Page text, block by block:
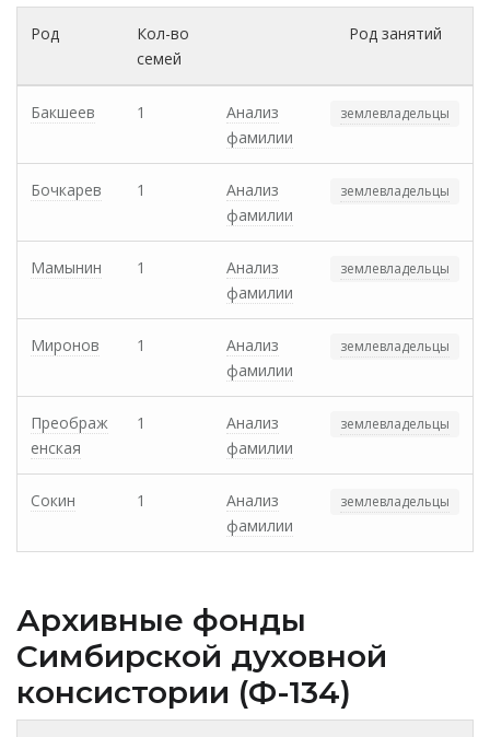
Род
Кол-во
семей
Род занятий
Бакшеев 1
Анализ
фамилии
землевладельцы
Бочкарев 1
Анализ
фамилии
землевладельцы
Мамынин 1
Анализ
фамилии
землевладельцы
Миронов 1
Анализ
фамилии
землевладельцы
Преображ
енская
1
Анализ
фамилии
землевладельцы
Сокин 1
Анализ
фамилии
землевладельцы
Архивные фонды
Cимбирской духовной
консистории (Ф-134)